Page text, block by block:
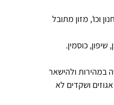
וכו', מזון מתובל
במהירות ולהישאר
אגוזים ושקדים לא